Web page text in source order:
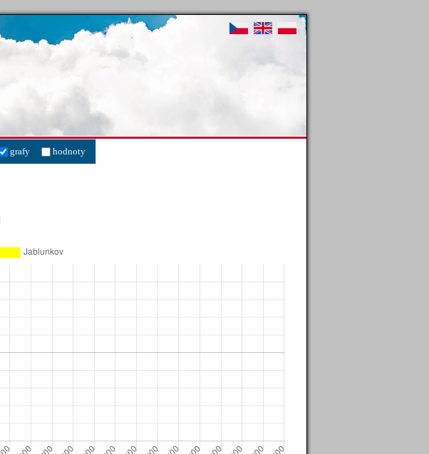
grafy hodnoty